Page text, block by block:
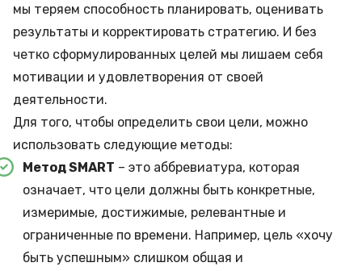
мы теряем способность планировать, оценивать
результаты и корректировать стратегию. И без
четко сформулированных целей мы лишаем себя
мотивации и удовлетворения от своей
деятельности.
Для того, чтобы определить свои цели, можно
использовать следующие методы:
Метод SMART – это аббревиатура, которая
означает, что цели должны быть конкретные,
измеримые, достижимые, релевантные и
ограниченные по времени. Например, цель «хочу
быть успешным» слишком общая и